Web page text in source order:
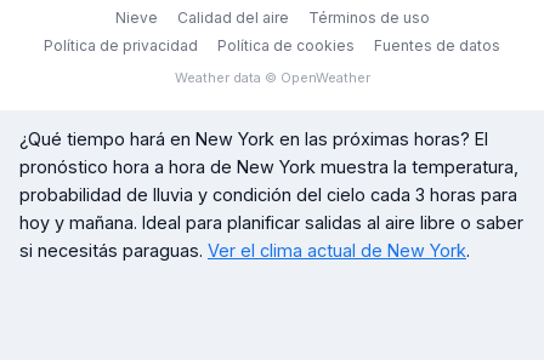
Nieve
Calidad del aire
Términos de uso
Política de privacidad
Política de cookies Fuentes de datos
Weather data © OpenWeather
¿Qué tiempo hará en New York en las próximas horas? El
pronóstico hora a hora de New York muestra la temperatura,
probabilidad de lluvia y condición del cielo cada 3 horas para
hoy y mañana. Ideal para planificar salidas al aire libre o saber
si necesitás paraguas. Ver el clima actual de New York.